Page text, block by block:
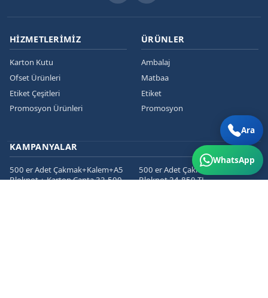
HIZMETLERIMIZ
Karton Kutu
Ofset Ürünleri
Etiket Çeşitleri
Promosyon Ürünleri
ÜRÜNLER
Ambalaj
Matbaa
Etiket
Promosyon
KAMPANYALAR
500 er Adet Çakmak+Kalem+A5
Bloknot + Karton Çanta 32.500
500 er Adet Çakmak+Kalem+A5
Bloknot 24.850 TL
Ara
WhatsApp